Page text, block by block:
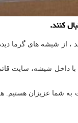
از شیشه های گرما
داخل شیشه، سایت
کنید. ما ۲۴ ساعت شبانه روز آماده خدمت